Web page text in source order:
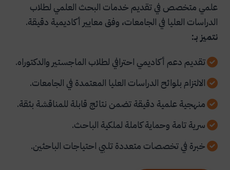
علمي متخصص في تقديم خدمات البحث العلمي لطلاب
الدراسات العليا في الجامعات، وفق معايير أكاديمية دقيقة.
نتميز بـ:
تقديم دعم أكاديمي احترافي لطلاب الماجستير والدكتوراه.
الالتزام بلوائح الدراسات العليا المعتمدة في الجامعات.
منهجية علمية دقيقة تضمن نتائج قابلة للمناقشة بثقة.
سرية تامة وحماية كاملة لملكية الباحث.
خبرة في تخصصات متعددة تلبي احتياجات الباحثين.